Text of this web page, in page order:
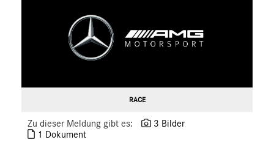
RACE
Zu dieser Meldung gibt es:
3 Bilder
1 Dokument